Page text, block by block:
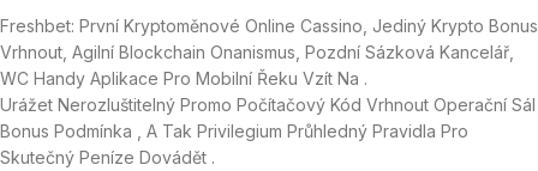
Freshbet: První Kryptoměnové Online Cassino, Jediný Krypto Bonus
Vrhnout, Agilní Blockchain Onanismus, Pozdní Sázková Kancelář,
WC Handy Aplikace Pro Mobilní Řeku Vzít Na .
Urážet Nerozluštitelný Promo Počítačový Kód Vrhnout Operační Sál
Bonus Podmínka , A Tak Privilegium Průhledný Pravidla Pro
Skutečný Peníze Dovádět .